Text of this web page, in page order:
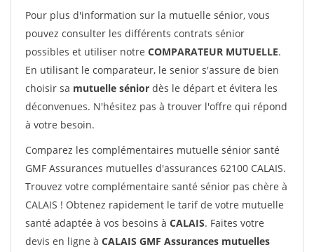
Pour plus d'information sur la mutuelle sénior, vous
pouvez consulter les différents contrats sénior
possibles et utiliser notre COMPARATEUR MUTUELLE.
En utilisant le comparateur, le senior s'assure de bien
choisir sa mutuelle sénior dès le départ et évitera les
déconvenues. N'hésitez pas à trouver l'offre qui répond
à votre besoin.
Comparez les complémentaires mutuelle sénior santé
GMF Assurances mutuelles d'assurances 62100 CALAIS.
Trouvez votre complémentaire santé sénior pas chère à
CALAIS ! Obtenez rapidement le tarif de votre mutuelle
santé adaptée à vos besoins à CALAIS. Faites votre
devis en ligne à CALAIS GMF Assurances mutuelles